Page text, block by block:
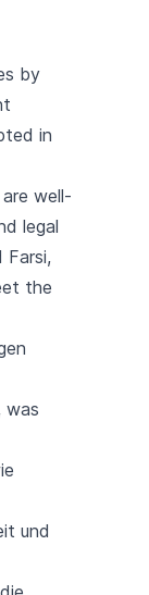
by
in
well-
legal
Farsi,
the
was
und